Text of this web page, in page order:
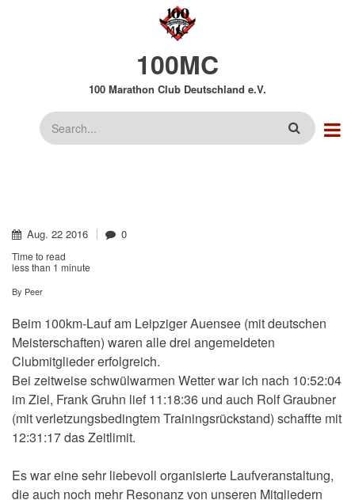
100MC
100 Marathon Club Deutschland e.V.
Suche
Aug. 22 2016 0
Time to read
less than 1 minute
By Peer
Beim 100km-Lauf am Leipziger Auensee (mit deutschen
Meisterschaften) waren alle drei angemeldeten
Clubmitglieder erfolgreich.
Bei zeitweise schwülwarmen Wetter war ich nach 10:52:04
im Ziel, Frank Gruhn lief 11:18:36 und auch Rolf Graubner
(mit verletzungsbedingtem Trainingsrückstand) schaffte mit
12:31:17 das Zeitlimit.
Es war eine sehr liebevoll organisierte Laufveranstaltung,
die auch noch mehr Resonanz von unseren Mitgliedern